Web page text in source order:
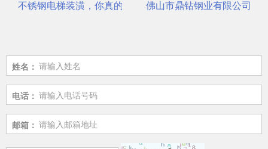
不锈钢电梯装潢，你真的选对了吗？佛山市鼎钻钢业有限公司，
姓名：
电话：
邮箱：